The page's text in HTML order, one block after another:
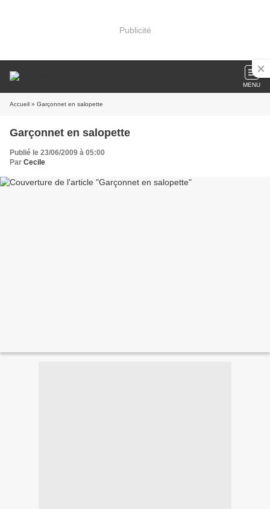
Publicité
MENU
Accueil » Garçonnet en salopette
Garçonnet en salopette
Publié le 23/06/2009 à 05:00
Par Cecile